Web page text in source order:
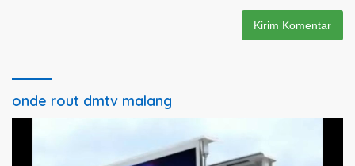
onde rout dmtv malang